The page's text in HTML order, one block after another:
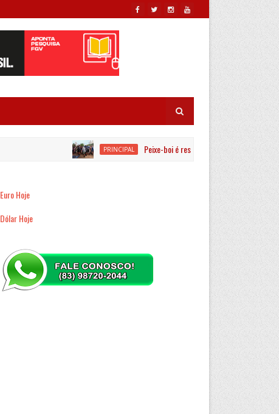
PRINCIPAL Peixe-boi é resgatado por equipes
Euro Hoje
Dólar Hoje